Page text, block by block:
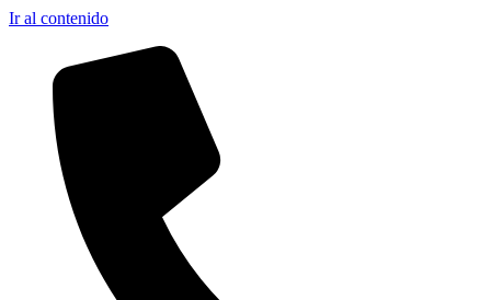
Ir al contenido